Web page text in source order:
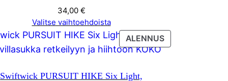
34,00 €
Valitse vaihtoehdoista
ALENNUSTUOTE
Swiftwick PURSUIT HIKE Six Light,